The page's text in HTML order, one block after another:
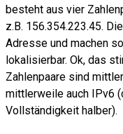
besteht aus vier
z.B. 156.354.223.45.
Adresse und machen
lokalisierbar. Ok, das
Zahlenpaare sind
mittlerweile auch IPv6
Vollständigkeit halber).